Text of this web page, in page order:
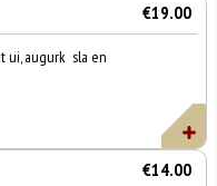
€19.00
ui, augurk sla en
€14.00